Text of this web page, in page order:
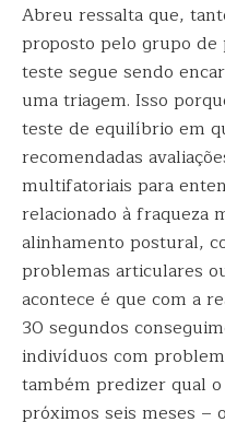
Abreu ressalta que,
proposto pelo grupo de
teste segue sendo
uma triagem. Isso
teste de equilíbrio em
recomendadas
multifatoriais para
relacionado à fraqueza
alinhamento postural,
problemas articulares
acontece é que com a
30 segundos
indivíduos com
também predizer qual
próximos seis meses –